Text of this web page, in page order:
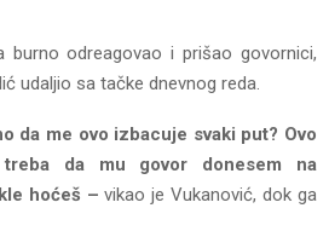
burno odreagovao i prišao govornici,
udaljio sa tačke dnevnog reda.
da me ovo izbacuje svaki put? Ovo
da mu govor donesem na
hoćeš – vikao je Vukanović, dok ga